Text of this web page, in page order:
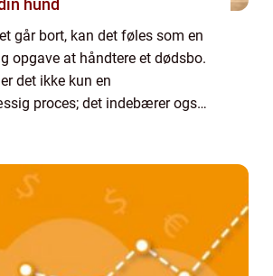
hund
går bort, kan det føles som en
opgave at håndtere et dødsbo.
det ikke kun en
proces; det indebærer også